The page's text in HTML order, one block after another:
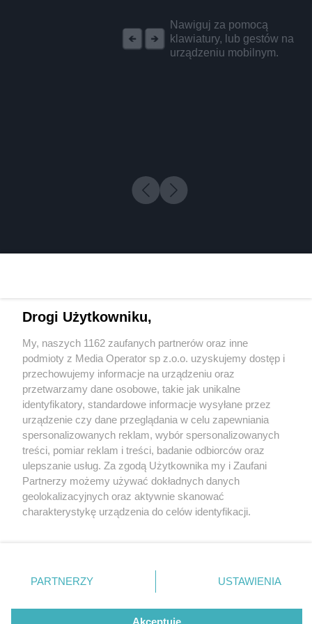
Nawiguj za pomocą
klawiatury, lub gestów na
urządzeniu mobilnym.
5 / 0
Wydawca mediów lokalnych
Nie zapomnij
zapoznać się z:
polityką prywatności regulamin korzystania z portali
Twojemiasto
Piekary Śląskie
Chorzów
Tarnowskie Góry
Gliwice
Skontakuj sięz nami
Kontakt
Wydawca
Redakcja
Drogi Użytkowniku,
My, naszych 1162 zaufanych partnerów oraz inne
podmioty z Media Operator sp z.o.o. uzyskujemy dostęp i
przechowujemy informacje na urządzeniu oraz
przetwarzamy dane osobowe, takie jak unikalne
identyfikatory, standardowe informacje wysyłane przez
urządzenie czy dane przeglądania w celu zapewniania
spersonalizowanych reklam, wybór spersonalizowanych
treści, pomiar reklam i treści, badanie odbiorców oraz
ulepszanie usług. Za zgodą Użytkownika my i Zaufani
Partnerzy możemy używać dokładnych danych
geolokalizacyjnych oraz aktywnie skanować
charakterystykę urządzenia do celów identyfikacji.
zmienić/wycofać klikając przycisk ustawień prywatności
znajdujący się w lewym dolnym rogu strony
rodzaje przetwarzania danych nie wymagają zgody
użytkownika, ale masz prawo sprzeciwić się takiemu
PARTNERZY USTAWIENIA
Akceptuję